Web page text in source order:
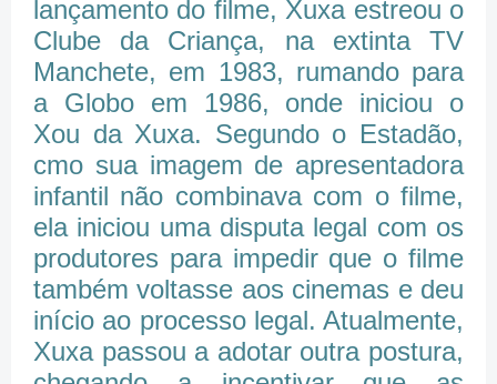
lançamento do filme, Xuxa estreou o
Clube da Criança, na extinta TV
Manchete, em 1983, rumando para
a Globo em 1986, onde iniciou o
Xou da Xuxa. Segundo o Estadão,
cmo sua imagem de apresentadora
infantil não combinava com o filme,
ela iniciou uma disputa legal com os
produtores para impedir que o filme
também voltasse aos cinemas e deu
início ao processo legal. Atualmente,
Xuxa passou a adotar outra postura,